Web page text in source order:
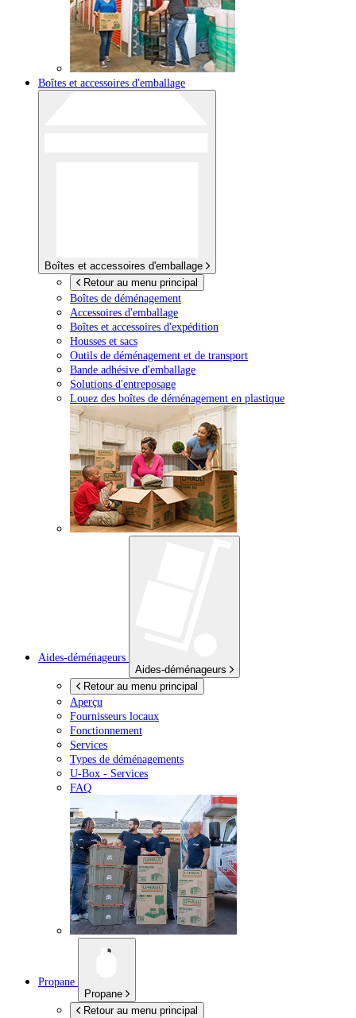
Boîtes et accessoires d'emballage
Boîtes et accessoires d'emballage
Retour au menu principal
Boîtes de déménagement
Accessoires d'emballage
Boîtes et accessoires d'expédition
Housses et sacs
Outils de déménagement et de transport
Bande adhésive d'emballage
Solutions d'entreposage
Louez des boîtes de déménagement en plastique
Aides-déménageurs
Aides-déménageurs
Retour au menu principal
Aperçu
Fournisseurs locaux
Fonctionnement
Services
Types de déménagements
U-Box - Services
FAQ
Propane
Propane
Retour au menu principal